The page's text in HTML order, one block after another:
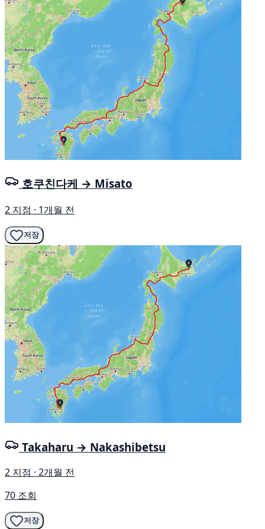
호쿠친다케 → Misato
2 지점 · 1개월 전
저장
Takaharu → Nakashibetsu
2 지점 · 2개월 전
70 조회
저장